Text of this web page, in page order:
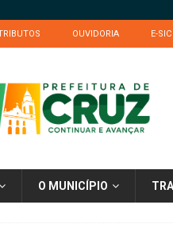
OUVIDORIA E-SIC
O MUNICÍPIO